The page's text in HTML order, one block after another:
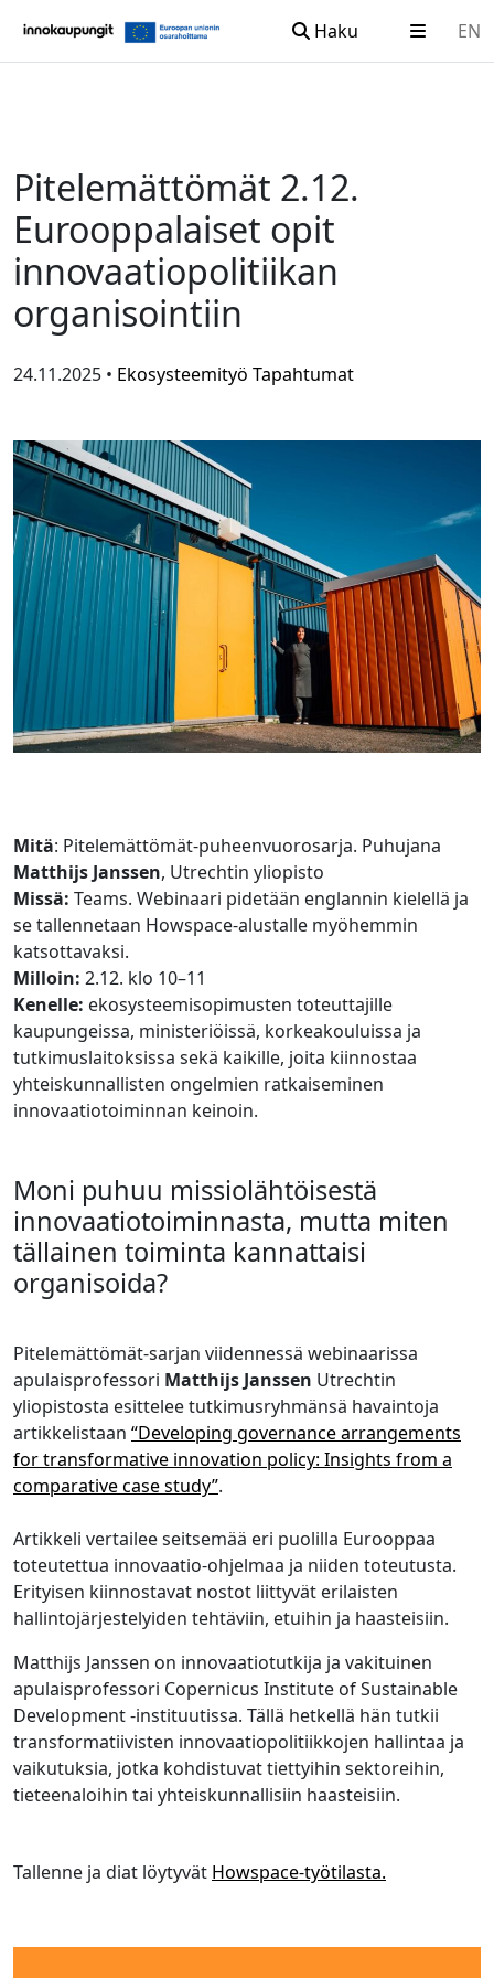
Haku EN
Pitelemättömät 2.12.
Eurooppalaiset opit
innovaatiopolitiikan
organisointiin
24.11.2025 • Ekosysteemityö Tapahtumat
Mitä: Pitelemättömät-puheenvuorosarja. Puhujana
Matthijs Janssen, Utrechtin yliopisto
Missä: Teams. Webinaari pidetään englannin kielellä ja
se tallennetaan Howspace-alustalle myöhemmin
katsottavaksi.
Milloin: 2.12. klo 10–11
Kenelle: ekosysteemisopimusten toteuttajille
kaupungeissa, ministeriöissä, korkeakouluissa ja
tutkimuslaitoksissa sekä kaikille, joita kiinnostaa
yhteiskunnallisten ongelmien ratkaiseminen
innovaatiotoiminnan keinoin.
Moni puhuu missiolähtöisestä
innovaatiotoiminnasta, mutta miten
tällainen toiminta kannattaisi
organisoida?
Pitelemättömät-sarjan viidennessä webinaarissa
apulaisprofessori Matthijs Janssen Utrechtin
yliopistosta esittelee tutkimusryhmänsä havaintoja
artikkelistaan “Developing governance arrangements
for transformative innovation policy: Insights from a
comparative case study”.
Artikkeli vertailee seitsemää eri puolilla Eurooppaa
toteutettua innovaatio-ohjelmaa ja niiden toteutusta.
Erityisen kiinnostavat nostot liittyvät erilaisten
hallintojärjestelyiden tehtäviin, etuihin ja haasteisiin.
Matthijs Janssen on innovaatiotutkija ja vakituinen
apulaisprofessori Copernicus Institute of Sustainable
Development -instituutissa. Tällä hetkellä hän tutkii
transformatiivisten innovaatiopolitiikkojen hallintaa ja
vaikutuksia, jotka kohdistuvat tiettyihin sektoreihin,
tieteenaloihin tai yhteiskunnallisiin haasteisiin.
Tallenne ja diat löytyvät Howspace-työtilasta.